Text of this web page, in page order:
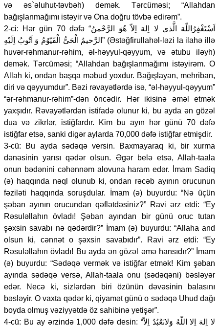
və əs`əluhut-təvbəh) demək. Tərcüməsi; “Allahdan
bağışlanmağımı istəyir və Ona doğru tövbə edirəm”.
2-ci: Hər gün 70 dəfə “اَسْتَغْفِرُاللّهَ الَّذى لا اِلهَ اِلاّ هُوَ الرَّحْمنُ
الرَّحيمُ الْحَىُّ الْقَيّوُمُ وَ اَتُوبُ اِلَيْهِ” (Əstəğfirullahəl-ləzi la ilahə illə
huvər-rəhmanur-rəhim, əl-həyyul-qəyyum, və ətubu iləyh)
demək. Tərcüməsi; “Allahdan bağışlanmağımı istəyirəm. O
Allah ki, ondan başqa məbud yoxdur. Bağışlayan, mehriban,
diri və qəyyumdur”. Bəzi rəvayətlərdə isə, “əl-həyyul-qəyyum”
“ər-rəhmanur-rəhim”-dən öncədir. Hər ikisinə əməl etmək
yaxşıdır. Rəvayətlərdən istifadə olunur ki, bu ayda ən gözəl
dua və zikrlər, istiğfardır. Kim bu ayın hər günü 70 dəfə
istiğfar etsə, sanki digər aylarda 70,000 dəfə istiğfar etmişdir.
3-cü: Bu ayda sədəqə versin. Baxmayaraq ki, bir xurma
dənəsinin yarısı qədər olsun. Əgər belə etsə, Allah-taala
onun bədənini cəhənnəm alovuna haram edər. İmam Sadiq
(ə) haqqında nəql olunub ki, ondan rəcəb ayının orucunun
fəziləti haqqında soruşdular. İmam (ə) buyurdu: “Nə üçün
şəban ayının orucundan qəflətdəsiniz?” Ravi ərz etdi: “Ey
Rəsuləllahın övladı! Şəban ayından bir günü oruc tutan
şəxsin savabı nə qədərdir?” İmam (ə) buyurdu: “Allaha and
olsun ki, cənnət o şəxsin savabıdır”. Ravi ərz etdi: “Ey
Rəsuləllahın övladı! Bu ayda ən gözəl əmə hansıdır?” İmam
(ə) buyurdu: “Sədəqə vermək və istiğfar etmək! Kim şəban
ayında sədəqə versə, Allah-taala onu (sədəqəni) bəsləyər
edər. Necə ki, sizlərdən biri özünün dəvəsinin balasını
bəsləyir. O vaxta qədər ki, qiyamət günü o sədəqə Uhud dağı
boyda olmuş vəziyyətdə öz sahibinə yetişər”.
4-cü: Bu ay ərzində 1,000 dəfə desin: “لا اِلهَ اِلا اللّهُ وَلانَعْبُدُ اِلاّ